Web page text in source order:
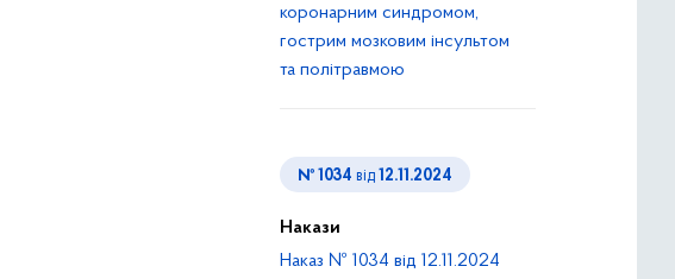
коронарним синдромом,
гострим мозковим інсультом
та політравмою
№ 1034 від 12.11.2024
Накази
Наказ № 1034 від 12.11.2024